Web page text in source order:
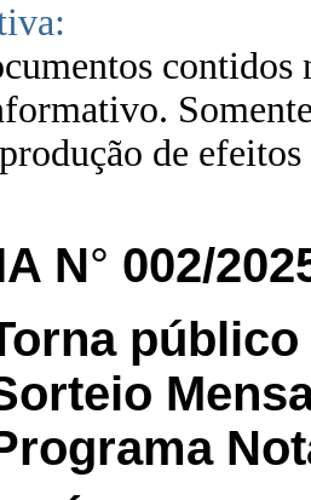
contidos
de
N° 002/